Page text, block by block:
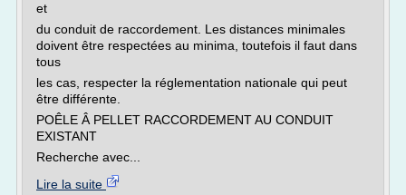
et
du conduit de raccordement. Les distances minimales
doivent être respectées au minima, toutefois il faut dans
tous
les cas, respecter la réglementation nationale qui peut
être différente.
POÊLE Â PELLET RACCORDEMENT AU CONDUIT
EXISTANT
Recherche avec...
Lire la suite